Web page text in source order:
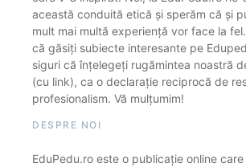
această conduită etică și sperăm că și
mult mai multă experiență vor face la
că găsiți subiecte interesante pe
siguri că înțelegeți rugămintea noastră
(cu link), ca o declarație reciprocă de
profesionalism. Vă mulțumim!
DESPRE NOI
EduPedu.ro este o publicație online